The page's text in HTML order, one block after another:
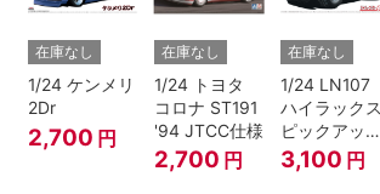
在庫なし
1/24 ケンメリ
2Dr
2,700 円
在庫なし
1/24 トヨタ
コロナ ST191
'94 JTCC仕様
2,700 円
在庫なし
1/24 LN107
ハイラックス
ピックアップ
ダブルキャブ
リフトアップ
3,100 円